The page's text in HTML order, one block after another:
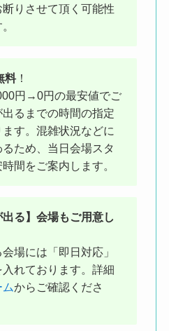
建物の、隣にある
りさせて頂く可能性
料！
円→0円の最安値でご
るまでの時間の指定
す。混雑状況などに
ため、当日会場スタ
間をご案内します。
出る】会場もご用意し
場には「即日対応」
れております。詳細
ムからご確認くださ